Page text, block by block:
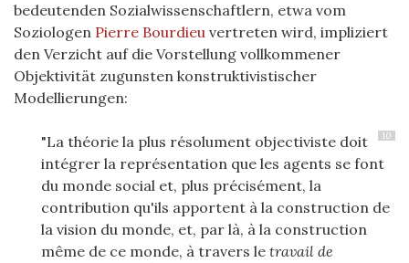
bedeutenden Sozialwissenschaftlern, etwa vom
Soziologen Pierre Bourdieu vertreten wird, impliziert
den Verzicht auf die Vorstellung vollkommener
Objektivität zugunsten konstruktivistischer
Modellierungen:
10
"La théorie la plus résolument objectiviste doit
intégrer la représentation que les agents se font
du monde social et, plus précisément, la
contribution qu'ils apportent à la construction de
la vision du monde, et, par là, à la construction
même de ce monde, à travers le travail de